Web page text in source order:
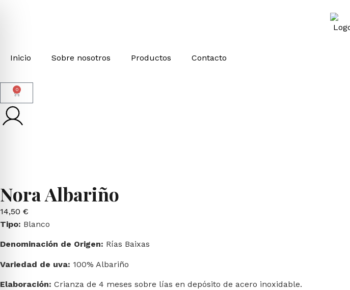
Inicio Sobre nosotros Productos Contacto
0
Nora Albariño
14,50 €
Tipo: Blanco
Denominación de Origen: Rías Baixas
Variedad de uva: 100% Albariño
Elaboración: Crianza de 4 meses sobre lías en depósito de acero inoxidable.